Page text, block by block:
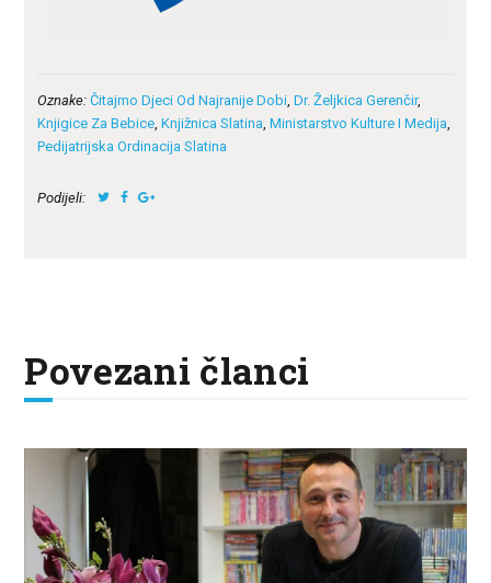
Oznake: Čitajmo Djeci Od Najranije Dobi ,Dr. Željkica Gerenčir,
Knjigice Za Bebice ,Knjižnica Slatina ,Ministarstvo Kulture I Medija
Pedijatrijska Ordinacija Slatina
Podijeli:
Povezani članci